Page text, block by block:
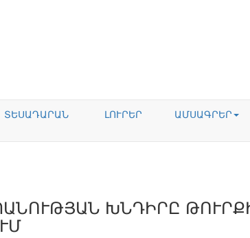
ՏԵՍԱԴԱՐԱՆ ԼՈՒՐԵՐ ԱՄՍԱԳՐԵՐ
ԽՆԴԻՐԸ